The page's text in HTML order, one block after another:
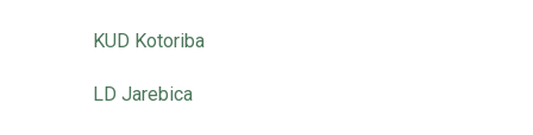
KUD Kotoriba
LD Jarebica